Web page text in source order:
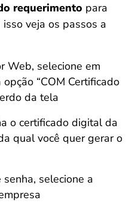
requerimento para
veja os passos a
Web, selecione em
opção “COM Certificado
da tela
o certificado digital da
qual você quer gerar o
selecione a